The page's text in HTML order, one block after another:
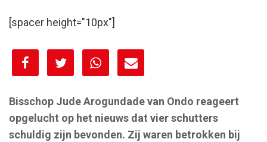
[spacer height="10px"]
[spacer height="10px"]
Bisschop Jude Arogundade van Ondo reageert
opgelucht op het nieuws dat vier schutters
schuldig zijn bevonden. Zij waren betrokken bij